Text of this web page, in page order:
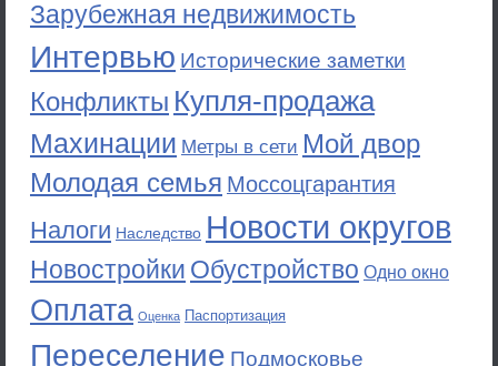
Зарубежная недвижимость
Интервью Исторические заметки
Конфликты Купля-продажа
Махинации Метры в сети Мой двор
Молодая семья Моссоцгарантия
Налоги Наследство Новости округов
Новостройки Обустройство Одно окно
Оплата Оценка Паспортизация
Переселение Подмосковье